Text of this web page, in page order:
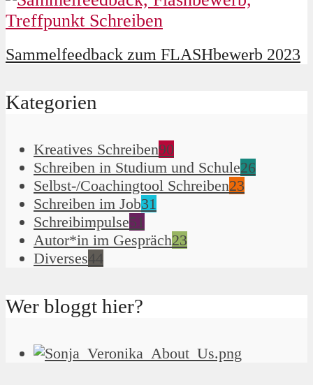
Sammelfeedback zum FLASHbewerb 2023
Kategorien
Kreatives Schreiben90
Schreiben in Studium und Schule26
Selbst-/Coachingtool Schreiben23
Schreiben im Job31
Schreibimpulse51
Autor*in im Gespräch23
Diverses44
Wer bloggt hier?